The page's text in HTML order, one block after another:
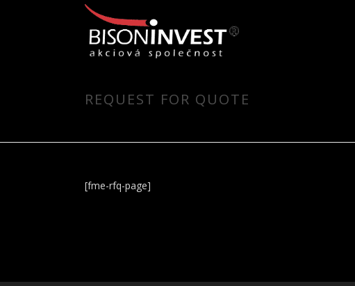
REQUEST FOR QUOTE
[fme-rfq-page]